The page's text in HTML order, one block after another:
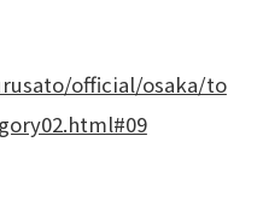
official/osaka/to